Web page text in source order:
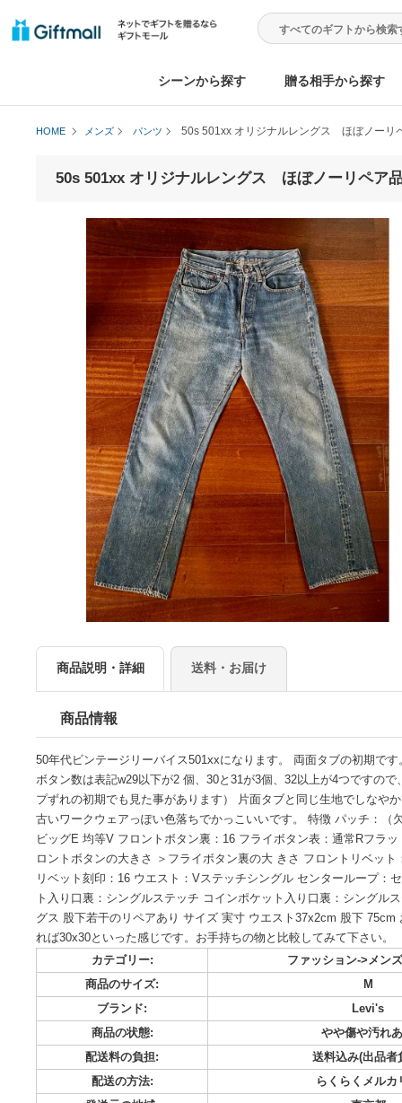
シーンから探す 贈る相手か
商品説明・詳細 送料・お届け
商品情報
50年代ビンテージリーバイス501xxになります。 両面タブの
ボタン数は表記w29以下が2 個、30と31が3個、32以上が4つ
プずれの初期でも見た事があります） 片面タブと同じ生地
古いワークウェアっぽい色落ちでかっこいいです。 特徴 パ
ビッグE 均等V フロントボタン裏：16 フライボタン表：通常
ロントボタンの大きさ ＞フライボタン裏の大 きさ フロント
リベット刻印：16 ウエスト：Vステッチシングル センタール
ト入り口裏：シングルステッチ コインポケット入り口裏：シ
グス 股下若干のリペアあり サイズ 実寸 ウエスト37x2cm 股
れば30x30といった感じです。お手持ちの物と比較してみて下
カテゴリー:
ファッション
商品のサイズ: